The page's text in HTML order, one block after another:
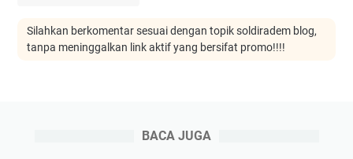
Silahkan berkomentar sesuai dengan topik soldiradem blog,
tanpa meninggalkan link aktif yang bersifat promo!!!!
BACA JUGA